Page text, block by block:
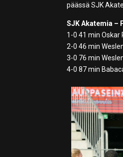
päässä SJK
SJK Akatemia –
1-0 41 min Oskar
2-0 46 min
3-0 76 min
4-0 87 min